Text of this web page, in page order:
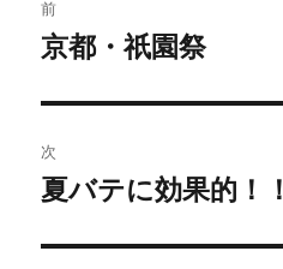
稿
ビ
ゲ
ー
前
前
投
稿:
京都・祇園祭
次
次
投
夏バテに効果的！！